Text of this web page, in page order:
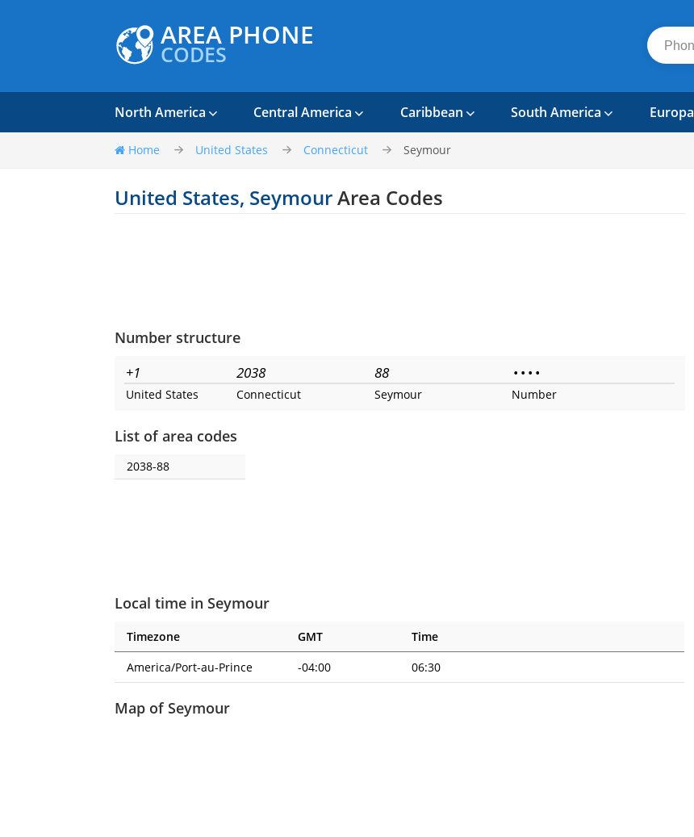
AREA PHONE
CODES
North America Central America Caribbean South America Europa
Home United States Connecticut Seymour
United States, SeymourArea Codes
Number structure
+1 2038 88 • • • •
United States Connecticut Seymour Number
List of area codes
2038-88
Local time in Seymour
Timezone GMT
Time
America/Port-au-Prince
-04:00 06:30
Map of Seymour